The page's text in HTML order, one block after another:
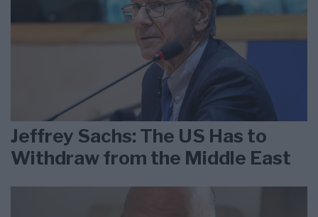
Jeffrey Sachs: The US Has to
Withdraw from the Middle East